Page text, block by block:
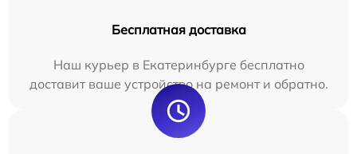
Бесплатная доставка
Наш курьер в Екатеринбурге бесплатно
доставит ваше устройство на ремонт и обратно.